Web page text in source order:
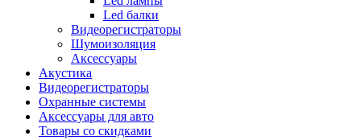
Led балки
Видеорегистраторы
Шумоизоляция
Аксессуары
Акустика
Видеорегистраторы
Охранные системы
Аксессуары для авто
Товары со скидками